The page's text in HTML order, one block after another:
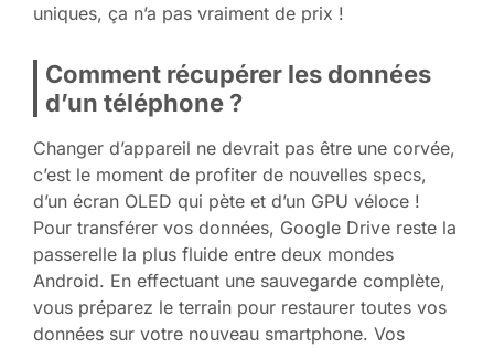
uniques, ça n’a pas vraiment de prix !
Comment récupérer les données
d’un téléphone ?
Changer d’appareil ne devrait pas être une corvée,
c’est le moment de profiter de nouvelles specs,
d’un écran OLED qui pète et d’un GPU véloce !
Pour transférer vos données, Google Drive reste la
passerelle la plus fluide entre deux mondes
Android. En effectuant une sauvegarde complète,
vous préparez le terrain pour restaurer toutes vos
données sur votre nouveau smartphone. Vos